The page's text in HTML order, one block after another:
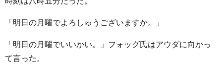
「明日の月曜でよろしゅうございますか。」
「明日の月曜でいいかい。」フォッグ氏はアウダに向かっ
て言った。